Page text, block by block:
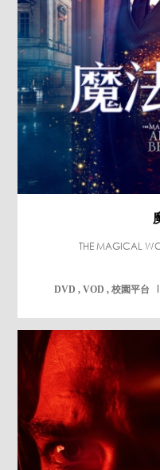
THE MAGICAL
DVD , VOD , 校園平台